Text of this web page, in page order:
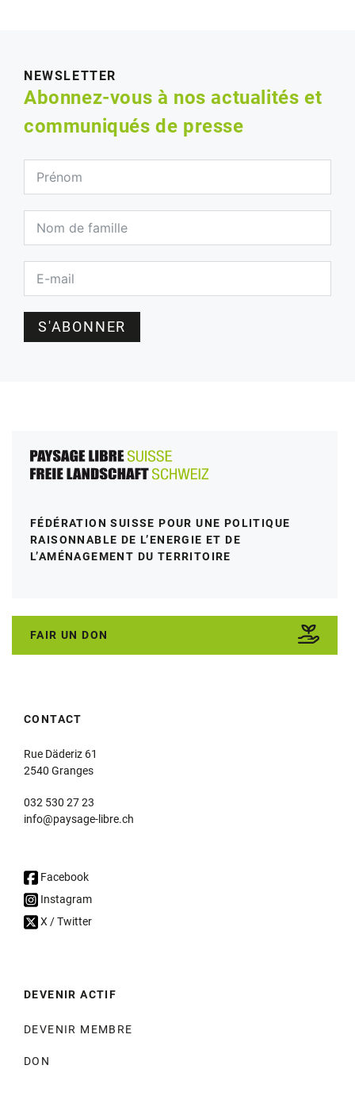
NEWSLETTER
Abonnez-vous à nos actualités et
communiqués de presse
S'ABONNER
FÉDÉRATION SUISSE POUR UNE POLITIQUE
RAISONNABLE DE L’ENERGIE ET DE
L’AMÉNAGEMENT DU TERRITOIRE
FAIR UN DON
CONTACT
Rue Däderiz 61
2540 Granges
032 530 27 23
info@paysage-libre.ch
Facebook
Instagram
X / Twitter
DEVENIR ACTIF
DEVENIR MEMBRE
DON